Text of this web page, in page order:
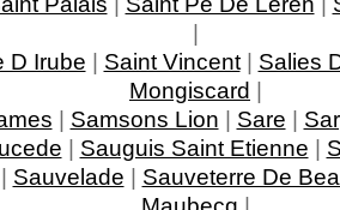
|
D Irube | Saint Vincent| Salies
Mongiscard |
| Samsons Lion | Sare |
| Sauguis Saint Etienne |
| Sauvelade | Sauveterre De
Maubecq |